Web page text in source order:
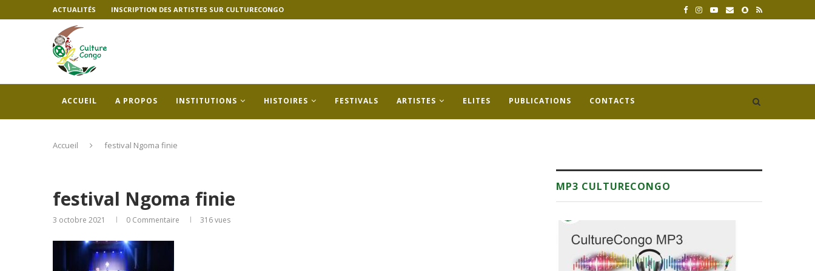
ACTUALITÉS INSCRIPTION DES ARTISTES SUR CULTURECONGO
ACCUEIL A PROPOS INSTITUTIONS HISTOIRES FESTIVALS ARTISTES ELITES PUBLICATIONS CONTACTS
Accueil festival Ngoma finie
festival Ngoma finie
3 octobre 2021 0 Commentaire 316vues
MP3 CULTURECONGO